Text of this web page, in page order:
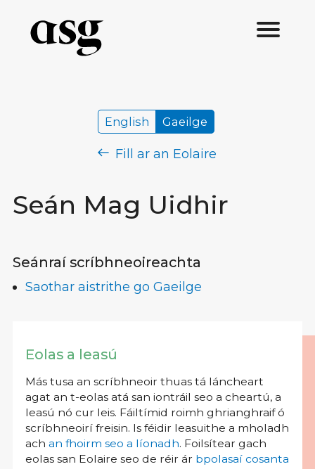
Seán Mag Uidhir
English Gaeilge
Fill ar an Eolaire
Seánraí scríbhneoireachta
Saothar aistrithe go Gaeilge
Eolas a leasú
Más tusa an scríbhneoir thuas tá láncheart
agat an t-eolas atá san iontráil seo a cheartú, a
leasú nó cur leis. Fáiltímid roimh ghrianghraif ó
scríbhneoirí freisin. Is féidir leasuithe a mholadh
ach an fhoirm seo a líonadh. Foilsítear gach
eolas san Eolaire seo de réir ár bpolasaí cosanta